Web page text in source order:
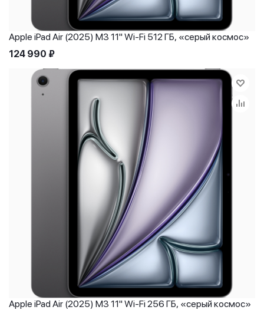
Apple iPad Air (2025) M3 11" Wi-Fi 512 ГБ, «серый космос»
124 990 ₽
Apple iPad Air (2025) M3 11" Wi-Fi 256 ГБ, «серый космос»